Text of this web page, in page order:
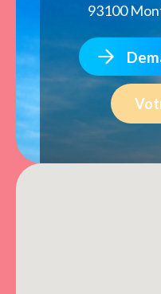
93100